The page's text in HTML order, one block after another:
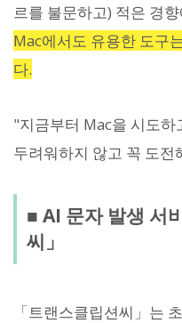
르를 불문하고) 적은 경
Mac에서도 유용한 도구
다.
"지금부터 Mac을 시도
두려워하지 않고 꼭 도전
■ AI 문자 발생 서
씨」
「트랜스클립션씨」는